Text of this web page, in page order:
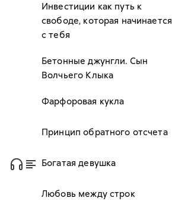
Инвестиции как путь к
свободе, которая начинается
с тебя
Бетонные джунгли. Сын
Волчьего Клыка
Фарфоровая кукла
Принцип обратного отсчета
Богатая девушка
Любовь между строк